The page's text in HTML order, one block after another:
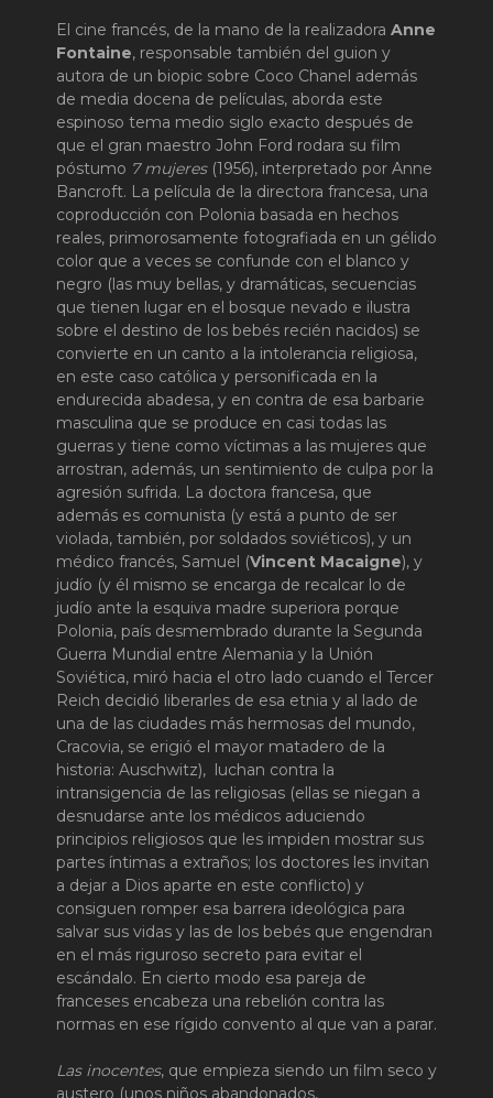
El cine francés, de la mano de la realizadora Anne
Fontaine, responsable también del guion y
autora de un biopic sobre Coco Chanel además
de media docena de películas, aborda este
espinoso tema medio siglo exacto después de
que el gran maestro John Ford rodara su film
póstumo 7 mujeres (1956), interpretado por Anne
Bancroft. La película de la directora francesa, una
coproducción con Polonia basada en hechos
reales, primorosamente fotografiada en un gélido
color que a veces se confunde con el blanco y
negro (las muy bellas, y dramáticas, secuencias
que tienen lugar en el bosque nevado e ilustra
sobre el destino de los bebés recién nacidos) se
convierte en un canto a la intolerancia religiosa,
en este caso católica y personificada en la
endurecida abadesa, y en contra de esa barbarie
masculina que se produce en casi todas las
guerras y tiene como víctimas a las mujeres que
arrostran, además, un sentimiento de culpa por la
agresión sufrida. La doctora francesa, que
además es comunista (y está a punto de ser
violada, también, por soldados soviéticos), y un
médico francés, Samuel (Vincent Macaigne), y
judío (y él mismo se encarga de recalcar lo de
judío ante la esquiva madre superiora porque
Polonia, país desmembrado durante la Segunda
Guerra Mundial entre Alemania y la Unión
Soviética, miró hacia el otro lado cuando el Tercer
Reich decidió liberarles de esa etnia y al lado de
una de las ciudades más hermosas del mundo,
Cracovia, se erigió el mayor matadero de la
historia: Auschwitz), luchan contra la
intransigencia de las religiosas (ellas se niegan a
desnudarse ante los médicos aduciendo
principios religiosos que les impiden mostrar sus
partes íntimas a extraños; los doctores les invitan
a dejar a Dios aparte en este conflicto) y
consiguen romper esa barrera ideológica para
salvar sus vidas y las de los bebés que engendran
en el más riguroso secreto para evitar el
escándalo. En cierto modo esa pareja de
franceses encabeza una rebelión contra las
normas en ese rígido convento al que van a parar.
Las inocentes, que empieza siendo un film seco y
austero (unos niños abandonados,